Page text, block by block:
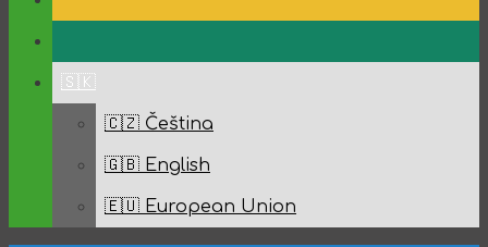
🇸🇰
🇨🇿 Čeština
🇬🇧 English
🇪🇺 European Union